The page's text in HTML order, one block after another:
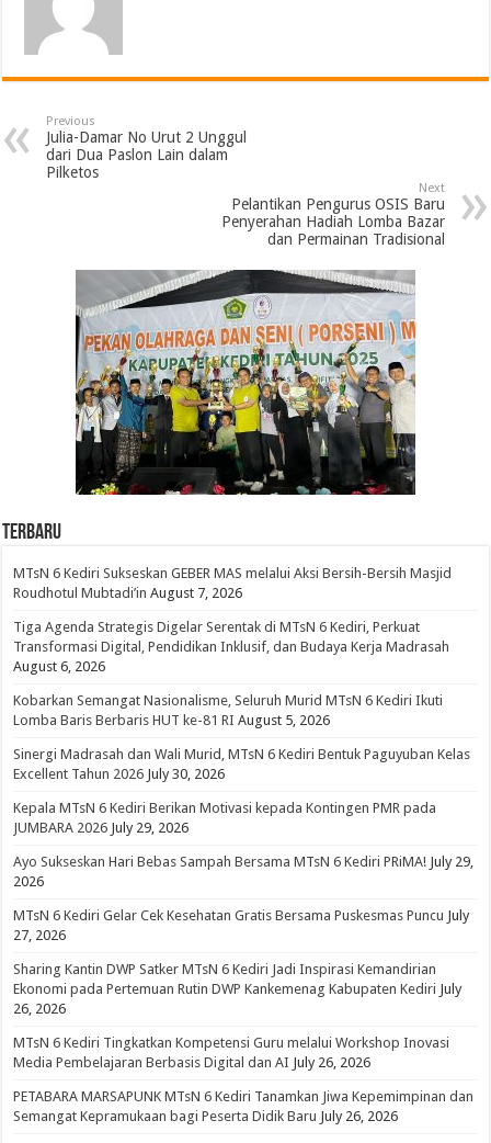
Previous
Julia-Damar No Urut 2 Unggul
dari Dua Paslon Lain dalam
Pilketos
Next
Pelantikan Pengurus OSIS Baru
Penyerahan Hadiah Lomba Bazar
dan Permainan Tradisional
Terbaru
MTsN 6 Kediri Sukseskan GEBER MAS melalui Aksi Bersih-Bersih Masjid
Roudhotul Mubtadi’in August 7, 2026
Tiga Agenda Strategis Digelar Serentak di MTsN 6 Kediri, Perkuat
Transformasi Digital, Pendidikan Inklusif, dan Budaya Kerja Madrasah
August 6, 2026
Kobarkan Semangat Nasionalisme, Seluruh Murid MTsN 6 Kediri Ikuti
Lomba Baris Berbaris HUT ke-81 RI August 5, 2026
Sinergi Madrasah dan Wali Murid, MTsN 6 Kediri Bentuk Paguyuban Kelas
Excellent Tahun 2026 July 30, 2026
Kepala MTsN 6 Kediri Berikan Motivasi kepada Kontingen PMR pada
JUMBARA 2026 July 29, 2026
Ayo Sukseskan Hari Bebas Sampah Bersama MTsN 6 Kediri PRiMA! July 29,
2026
MTsN 6 Kediri Gelar Cek Kesehatan Gratis Bersama Puskesmas Puncu July
27, 2026
Sharing Kantin DWP Satker MTsN 6 Kediri Jadi Inspirasi Kemandirian
Ekonomi pada Pertemuan Rutin DWP Kankemenag Kabupaten Kediri July
26, 2026
MTsN 6 Kediri Tingkatkan Kompetensi Guru melalui Workshop Inovasi
Media Pembelajaran Berbasis Digital dan AI July 26, 2026
PETABARA MARSAPUNK MTsN 6 Kediri Tanamkan Jiwa Kepemimpinan dan
Semangat Kepramukaan bagi Peserta Didik Baru July 26, 2026